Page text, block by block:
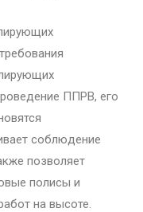
ППРВ, его
соблюдение
позволяет
полисы и
на высоте.